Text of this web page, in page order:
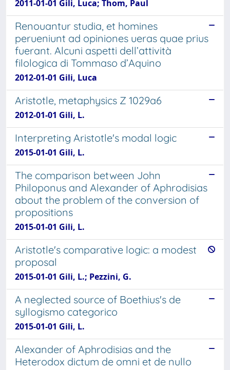
2011-01-01 Gili, Luca; Thom, Paul
Renouantur studia, et homines
perueniunt ad opiniones ueras quae prius
fuerant. Alcuni aspetti dell’attività
filologica di Tommaso d’Aquino
2012-01-01 Gili, Luca
Aristotle, metaphysics Z 1029a6
2012-01-01 Gili, L.
Interpreting Aristotle's modal logic
2015-01-01 Gili, L.
The comparison between John
Philoponus and Alexander of Aphrodisias
about the problem of the conversion of
propositions
2015-01-01 Gili, L.
Aristotle's comparative logic: a modest
proposal
2015-01-01 Gili, L.; Pezzini, G.
A neglected source of Boethius's de
syllogismo categorico
2015-01-01 Gili, L.
Alexander of Aphrodisias and the
Heterodox dictum de omni et de nullo